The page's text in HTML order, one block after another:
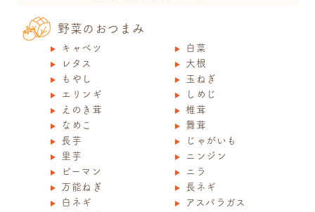
野菜のおつまみ
キャベツ
白菜
レタス
大根
もやし
玉ねぎ
エリンギ
しめじ
えのき茸
椎茸
なめこ
舞茸
長芋
じゃがいも
里芋
ニンジン
ピーマン
ニラ
万能ねぎ
長ネギ
白ネギ
アスパラガス